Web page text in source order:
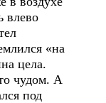
влево
«на
цела.
чудом. А
под